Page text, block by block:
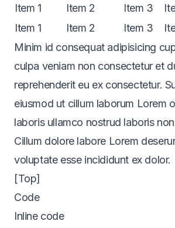
Item 1 Item 2 Item 3
Item 1
Item 2 Item 3
Minim id consequat adipisicing
culpa veniam non consectetur et
reprehenderit eu ex consectetur.
eiusmod ut cillum laborum Lorem
laboris ullamco nostrud laboris
Cillum dolore labore Lorem
voluptate esse incididunt ex dolor.
[Top]
Code
Inline code